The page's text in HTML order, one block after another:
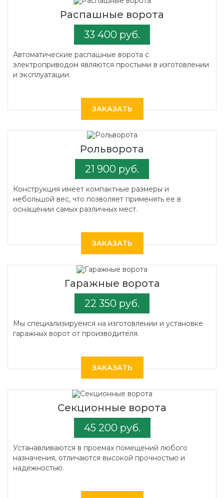
Распашные ворота
33 400 руб.
Автоматические распашные ворота с
электроприводом являются простыми в изготовлении
и эксплуатации.
ЗАКАЗАТЬ
Рольворота
21 900 руб.
Конструкция имеет компактные размеры и
небольшой вес, что позволяет применять ее в
оснащении самых различных мест.
ЗАКАЗАТЬ
Гаражные ворота
22 350 руб.
Мы специализируемся на изготовлении и установке
гаражных ворот от производителя.
ЗАКАЗАТЬ
Секционные ворота
45 200 руб.
Устанавливаются в проемах помещений любого
назначения, отличаются высокой прочностью и
надежностью.